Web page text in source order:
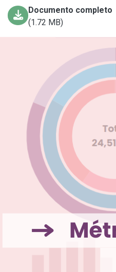
Documento completo
(1.72 MB)